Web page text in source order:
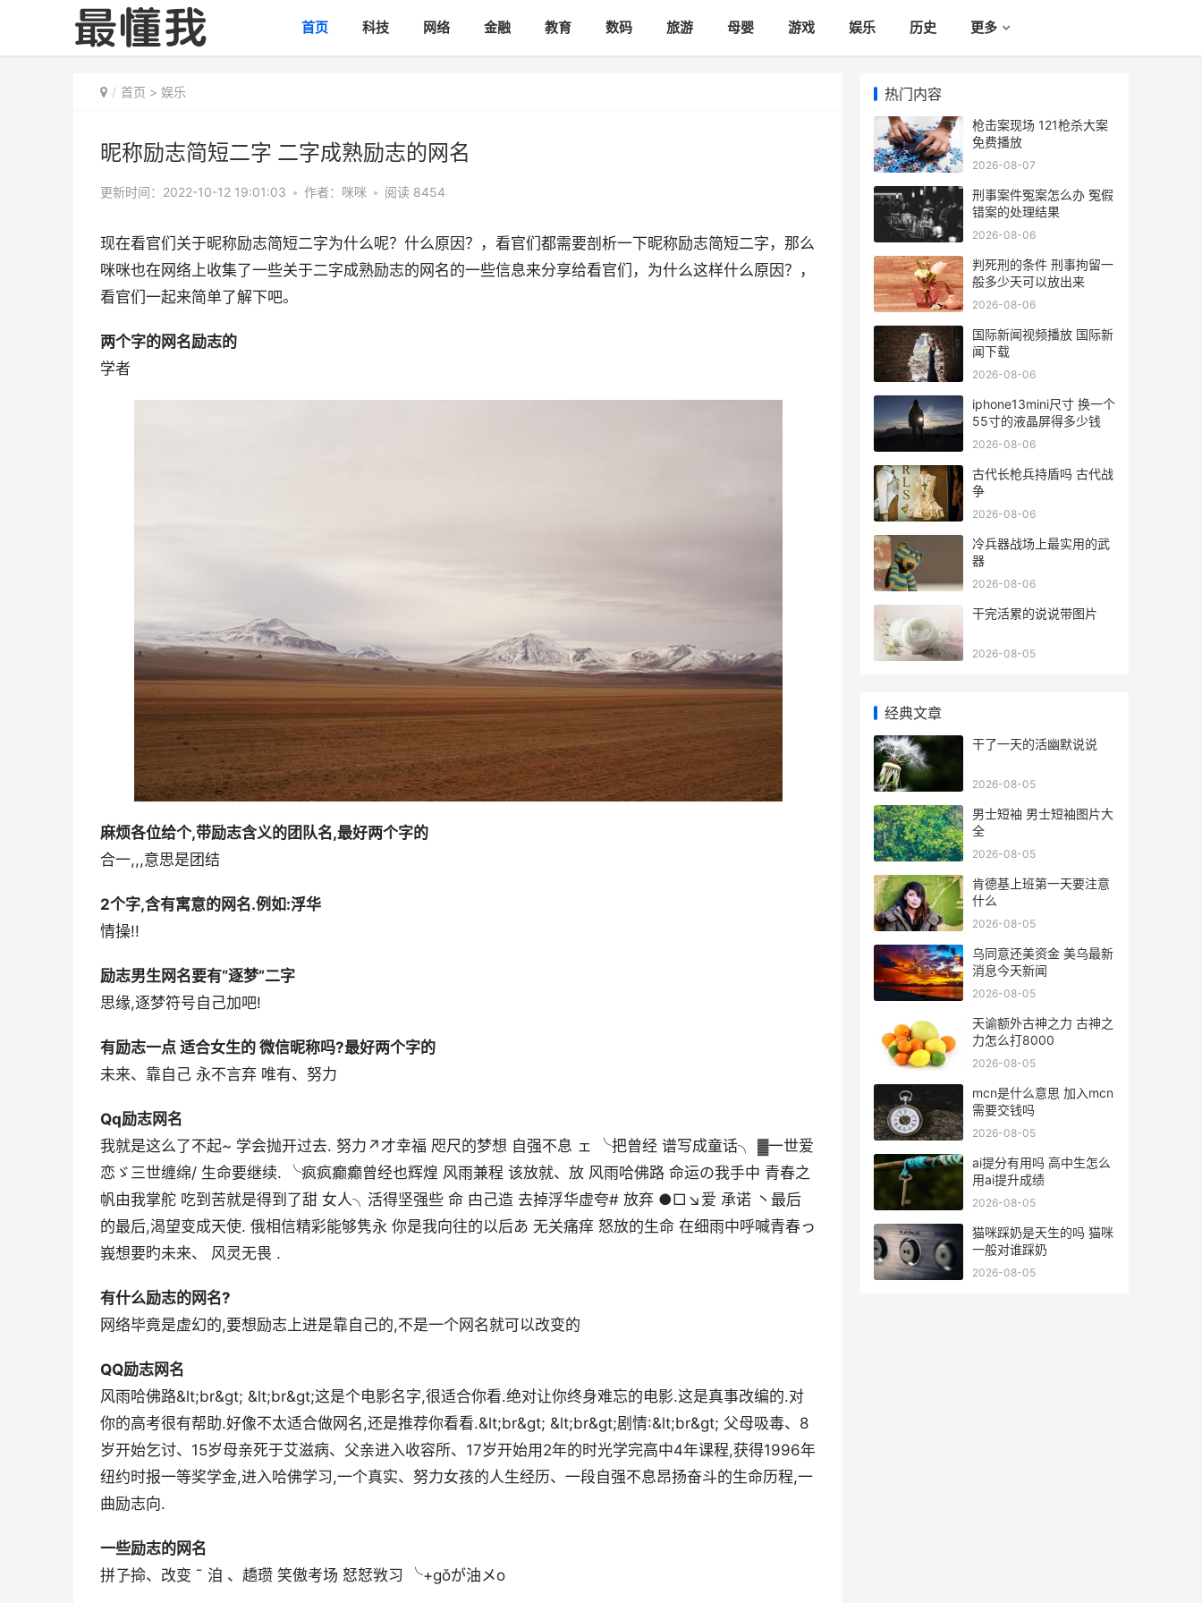
首页 科技 网络 金融 教育 数码 旅游 母婴 游戏 娱乐 历史 更多
首页 > 娱乐
昵称励志简短二字 二字成熟励志的网名
更新时间：2022-10-12 19:01:03 • 作者：咪咪 • 阅读 8454
现在看官们关于昵称励志简短二字为什么呢？什么原因？，看官们都需要剖析一下昵称励志简短二字，那么
咪咪也在网络上收集了一些关于二字成熟励志的网名的一些信息来分享给看官们，为什么这样什么原因？，
看官们一起来简单了解下吧。
两个字的网名励志的
学者
麻烦各位给个,带励志含义的团队名,最好两个字的
合一,,,意思是团结
2个字,含有寓意的网名.例如:浮华
情操!!
励志男生网名要有“逐梦”二字
思缘,逐梦符号自己加吧!
有励志一点 适合女生的 微信昵称吗?最好两个字的
未来、靠自己 永不言弃 唯有、努力
Qq励志网名
我就是这么了不起~ 学会抛开过去. 努力↗才幸福 咫尺的梦想 自强不息 ェ ╰把曾经 谱写成童话╮ ▓一世爱
恋ゞ三世缠绵/ 生命要继续. ╰疯疯癫癫曾经也辉煌 风雨兼程 该放就、放 风雨哈佛路 命运の我手中 青春之
帆由我掌舵 吃到苦就是得到了甜 女人╮活得坚强些 命 甴己造 去掉浮华虚夸# 放弃 ●□↘爱 承诺 丶最后
的最后,渴望变成天使. 俄相信精彩能够隽永 你是我向往的以后あ 无关痛痒 怒放的生命 在细雨中呼喊青春っ
峩想要旳未来、 风灵无畏 .
有什么励志的网名?
网络毕竟是虚幻的,要想励志上进是靠自己的,不是一个网名就可以改变的
QQ励志网名
风雨哈佛路&lt;br&gt; &lt;br&gt;这是个电影名字,很适合你看.绝对让你终身难忘的电影.这是真事改编的.对
你的高考很有帮助.好像不太适合做网名,还是推荐你看看.&lt;br&gt; &lt;br&gt;剧情:&lt;br&gt; 父母吸毒、8
岁开始乞讨、15岁母亲死于艾滋病、父亲进入收容所、17岁开始用2年的时光学完高中4年课程,获得1996年
纽约时报一等奖学金,进入哈佛学习,一个真实、努力女孩的人生经历、一段自强不息昂扬奋斗的生命历程,一
曲励志向.
一些励志的网名
拼孒掵、改变 ˉ 洎 、趫瓒 笑傲考场 恏恏敩习 ╰+gǒが油メo
热门内容
枪击案现场 121枪杀大案
免费播放
2026-08-07
刑事案件冤案怎么办 冤假
错案的处理结果
2026-08-06
判死刑的条件 刑事拘留一
般多少天可以放出来
2026-08-06
国际新闻视频播放 国际新
闻下载
2026-08-06
iphone13mini尺寸 换一个
55寸的液晶屏得多少钱
2026-08-06
古代长枪兵持盾吗 古代战
争
2026-08-06
冷兵器战场上最实用的武
器
2026-08-06
干完活累的说说带图片
2026-08-05
经典文章
干了一天的活幽默说说
2026-08-05
男士短袖 男士短袖图片大
全
2026-08-05
肯德基上班第一天要注意
什么
2026-08-05
乌同意还美资金 美乌最新
消息今天新闻
2026-08-05
天谕额外古神之力 古神之
力怎么打8000
2026-08-05
mcn是什么意思 加入mcn
需要交钱吗
2026-08-05
ai提分有用吗 高中生怎么
用ai提升成绩
2026-08-05
猫咪踩奶是天生的吗 猫咪
一般对谁踩奶
2026-08-05